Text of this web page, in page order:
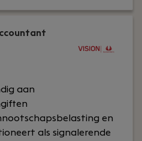
aan
en
als signalerende